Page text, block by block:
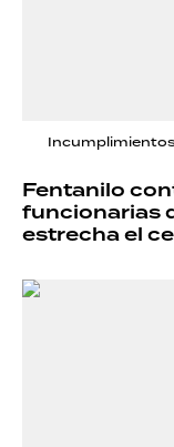
Fentanilo
funcionarias
estrecha el